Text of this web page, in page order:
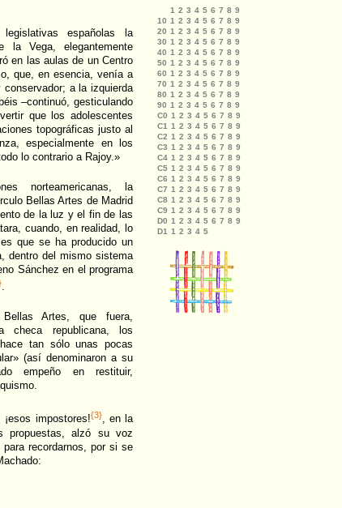
españolas la
la Vega, elegantemente
en las aulas de un Centro
que, en esencia, venía a
a la izquierda
–continuó, gesticulando
que los adolescentes
topográficas justo al
especialmente en los
lo contrario a Rajoy.»
norteamericanas, la
Bellas Artes de Madrid
de la luz y el fin de las
cuando, en realidad, lo
que se ha producido un
dentro del mismo sistema
Sánchez en el programa
.
Artes, que fuera,
checa republicana, los
tan sólo unas pocas
(así denominaron a su
empeño en restituir,
impostores!{3}, en la
propuestas, alzó su voz
recordarnos, por si se